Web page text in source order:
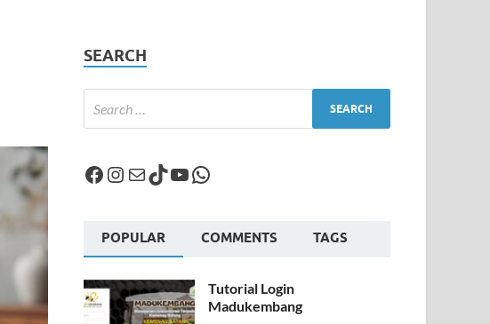
SEARCH
POPULAR COMMENTS TAGS
Tutorial Login
Madukembang